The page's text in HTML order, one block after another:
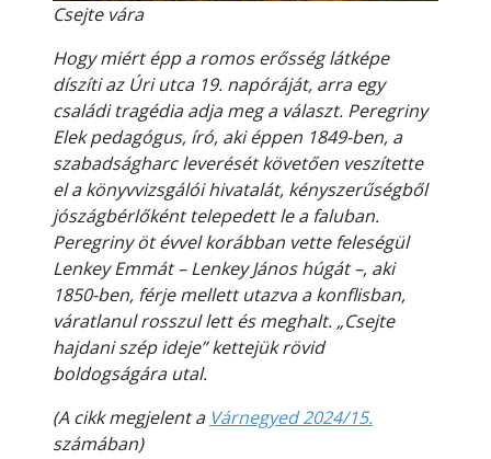
Csejte vára
Hogy miért épp a romos erősség látképe
díszíti az Úri utca 19. napóráját, arra egy
családi tragédia adja meg a választ. Peregriny
Elek pedagógus, író, aki éppen 1849-ben, a
szabadságharc leverését követően veszítette
el a könyvvizsgálói hivatalát, kényszerűségből
jószágbérlőként telepedett le a faluban.
Peregriny öt évvel korábban vette feleségül
Lenkey Emmát – Lenkey János húgát –, aki
1850-ben, férje mellett utazva a konflisban,
váratlanul rosszul lett és meghalt. „Csejte
hajdani szép ideje” kettejük rövid
boldogságára utal.
(A cikk megjelent a Várnegyed 2024/15.
számában)